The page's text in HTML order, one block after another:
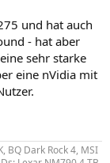
und hat auch
- hat aber
sehr starke
eine nVidia mit
BQ Dark Rock 4, MSI